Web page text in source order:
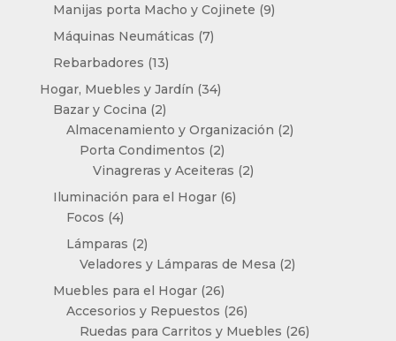
productos
Manijas porta Macho y Cojinete 99
Máquinas Neumáticas 77
Rebarbadores 1313
productos
Hogar, Muebles y Jardín 3434
Bazar y Cocina 22
productos
Almacenamiento y Organización 22
Porta Condimentos 22
productos
Vinagreras y Aceiteras 22
Iluminación para el Hogar 66
Focos 44
productos
Lámparas 22
productos
Veladores y Lámparas de Mesa 22
Muebles para el Hogar 2626
productos
Accesorios y Repuestos 2626
productos
Ruedas para Carritos y Muebles 2626